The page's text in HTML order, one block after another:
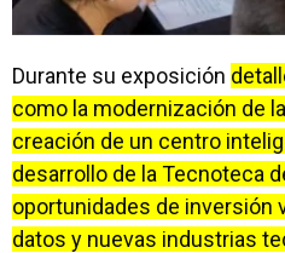
Durante su exposición
como la modernización de
creación de un centro
desarrollo de la Tecnoteca
oportunidades de inversión
datos y nuevas industrias